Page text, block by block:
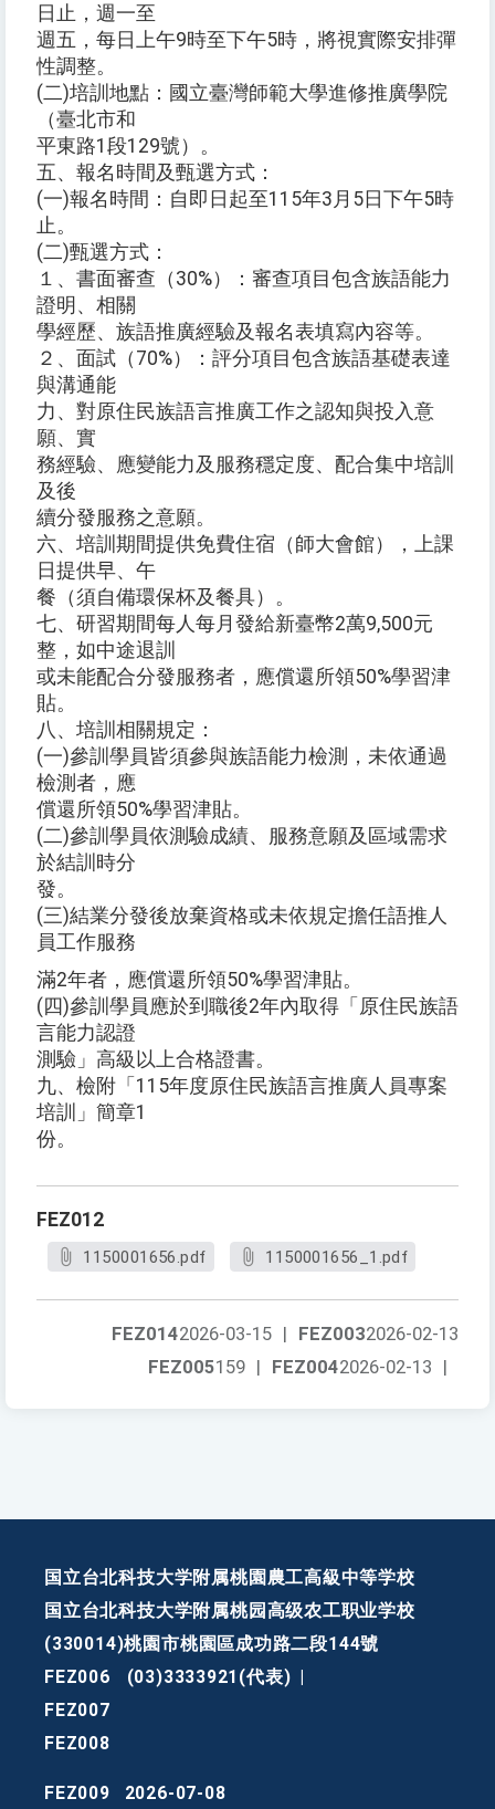
日止，週一至
週五，每日上午9時至下午5時，將視實際安排彈
性調整。
(二)培訓地點：國立臺灣師範大學進修推廣學院
（臺北市和
平東路1段129號）。
五、報名時間及甄選方式：
(一)報名時間：自即日起至115年3月5日下午5時
止。
(二)甄選方式：
１、書面審查（30%）：審查項目包含族語能力
證明、相關
學經歷、族語推廣經驗及報名表填寫內容等。
２、面試（70%）：評分項目包含族語基礎表達
與溝通能
力、對原住民族語言推廣工作之認知與投入意
願、實
務經驗、應變能力及服務穩定度、配合集中培訓
及後
續分發服務之意願。
六、培訓期間提供免費住宿（師大會館），上課
日提供早、午
餐（須自備環保杯及餐具）。
七、研習期間每人每月發給新臺幣2萬9,500元
整，如中途退訓
或未能配合分發服務者，應償還所領50%學習津
貼。
八、培訓相關規定：
(一)參訓學員皆須參與族語能力檢測，未依通過
檢測者，應
償還所領50%學習津貼。
(二)參訓學員依測驗成績、服務意願及區域需求
於結訓時分
發。
(三)結業分發後放棄資格或未依規定擔任語推人
員工作服務
滿2年者，應償還所領50%學習津貼。
(四)參訓學員應於到職後2年內取得「原住民族語
言能力認證
測驗」高級以上合格證書。
九、檢附「115年度原住民族語言推廣人員專案
培訓」簡章1
份。
FEZ012
1150001656.pdf 1150001656_1.pdf
FEZ0032026-02-13
FEZ0142026-03-15 |
FEZ0042026-02-13 |
FEZ005159 |
国立台北科技大学附属桃園農工高級中等学校
国立台北科技大学附属桃园高级农工职业学校
(330014)桃園市桃園區成功路二段144號
FEZ006
(03)3333921(代表)
FEZ007
FEZ008
FEZ009 2026-07-08